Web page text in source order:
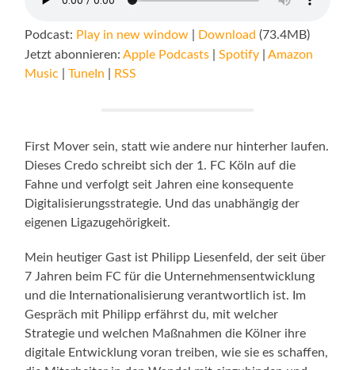
Podcast: Play in new window Download (73.4MB)
Jetzt abonnieren:Apple Podcasts |Spotify |Amazon
Music |TuneIn RSS
First Mover sein, statt wie andere nur hinterher laufen.
Dieses Credo schreibt sich der 1. FC Köln auf die
Fahne und verfolgt seit Jahren eine konsequente
Digitalisierungsstrategie. Und das unabhängig der
eigenen Ligazugehörigkeit.
Mein heutiger Gast ist Philipp Liesenfeld, der seit über
7 Jahren beim FC für die Unternehmensentwicklung
und die Internationalisierung verantwortlich ist. Im
Gespräch mit Philipp erfährst du, mit welcher
Strategie und welchen Maßnahmen die Kölner ihre
digitale Entwicklung voran treiben, wie sie es schaffen,